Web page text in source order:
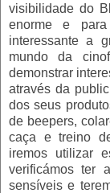
visibilidade do
enorme e
interessante a
mundo da
demonstrar
através da
dos seus
de beepers,
caça e treino
iremos utilizar
verificámos ter
sensíveis e